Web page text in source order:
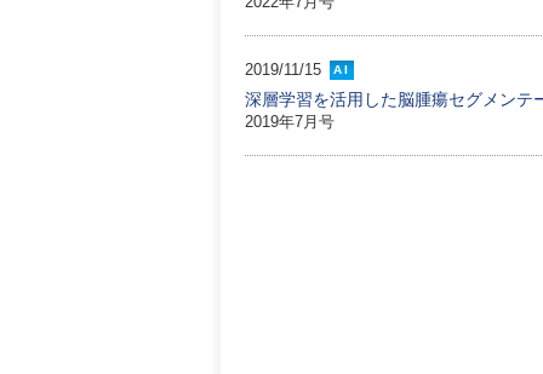
2019/11/15 AI
深層学習を活用した脳腫瘍セグメンテ
2019年7月号